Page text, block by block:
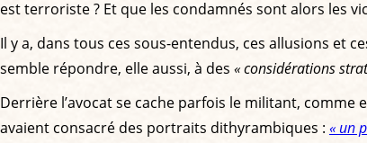
est terroriste ? Et que les condamnés sont alors les
Il y a, dans tous ces sous-entendus, ces allusions et
semble répondre, elle aussi, à des « considérations
Derrière l’avocat se cache parfois le militant, comme
avaient consacré des portraits dithyrambiques : « un